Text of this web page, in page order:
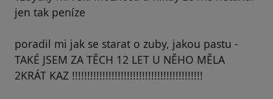
jen tak peníze
poradil mi jak se starat o zuby, jakou pastu -
TAKÉ JSEM ZA TĚCH 12 LET U NĚHO MĚLA
2KRÁT KAZ !!!!!!!!!!!!!!!!!!!!!!!!!!!!!!!!!!!!!!!!!!!